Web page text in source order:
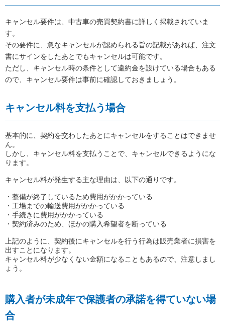
キャンセル要件は、中古車の売買契約書に詳しく掲載されていま
す。
その要件に、急なキャンセルが認められる旨の記載があれば、注文
書にサインをしたあとでもキャンセルは可能です。
ただし、キャンセル時の条件として違約金を設けている場合もある
ので、キャンセル要件は事前に確認しておきましょう。
キャンセル料を支払う場合
基本的に、契約を交わしたあとにキャンセルをすることはできませ
ん。
しかし、キャンセル料を支払うことで、キャンセルできるようにな
ります。
キャンセル料が発生する主な理由は、以下の通りです。
・整備が終了しているため費用がかかっている
・工場までの輸送費用がかかっている
・手続きに費用がかかっている
・契約済みのため、ほかの購入希望者を断っている
上記のように、契約後にキャンセルを行う行為は販売業者に損害を
出すことになります。
キャンセル料が少なくない金額になることもあるので、注意しまし
ょう。
購入者が未成年で保護者の承諾を得ていない場
合